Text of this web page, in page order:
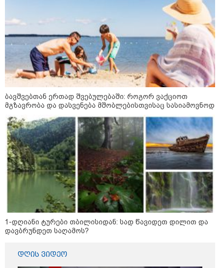
10:52 / 06-08-2026
ვაშინგტონს რაკეტების
დეფიციტი აქვს? - მედიის
ცნობით, დონალდ ტრამპი პიტ
ჰეგსეთს დაუპირისპირდა:
დეტალები
ლაიფციგის აეროპორტში
უკრაინულ თვითმფრინავთან
ახლოს ასაფეთქებელი
მოწყობილობით აღჭურვილი
დრონი აღმოაჩინეს - რას წერს
მედია
13:22 / 05-08-2026
საფრანგეთის სოფელში ტყის
ხანძრის შემდეგ მეორე
მსოფლიო ომის დროინდელი
"რიგრიგობით
იტალიაში ქალმა, ლატარიის
ბავშვებთან ერთად შვებულებაში: როგორ ვაქციოთ
მგზავრობა და დასვენება მშობლებისთვისაც სასიამოვნოდ
1-დღიანი ტურები თბილისიდან: სად წავიდეთ დილით და
დავბრუნდეთ საღამოს?
დღის ვიდეო